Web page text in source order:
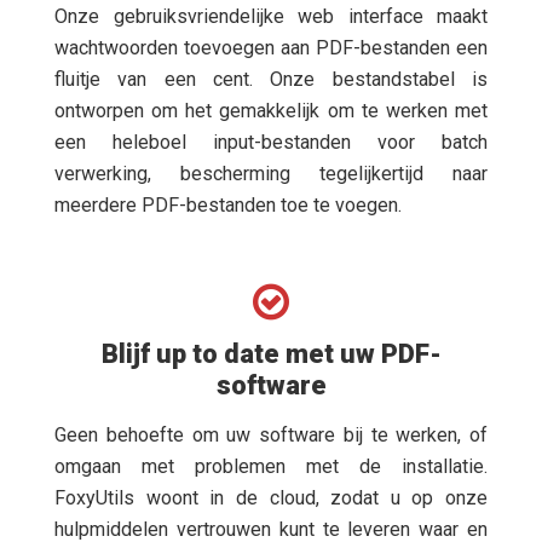
Onze gebruiksvriendelijke web interface maakt
wachtwoorden toevoegen aan PDF-bestanden een
fluitje van een cent. Onze bestandstabel is
ontworpen om het gemakkelijk om te werken met
een heleboel input-bestanden voor batch
verwerking, bescherming tegelijkertijd naar
meerdere PDF-bestanden toe te voegen.
Blijf up to date met uw PDF-
software
Geen behoefte om uw software bij te werken, of
omgaan met problemen met de installatie.
FoxyUtils woont in de cloud, zodat u op onze
hulpmiddelen vertrouwen kunt te leveren waar en